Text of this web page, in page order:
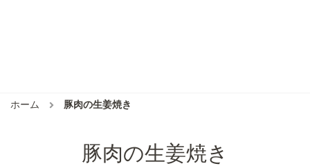
ホーム 豚肉の生姜焼き
豚肉の生姜焼き